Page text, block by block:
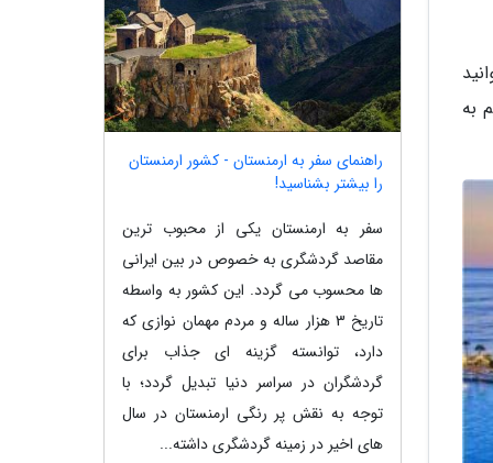
به
راهنمای سفر به ارمنستان - کشور ارمنستان
را بیشتر بشناسید!
سفر به ارمنستان یکی از محبوب ترین
مقاصد گردشگری به خصوص در بین ایرانی
ها محسوب می گردد. این کشور به واسطه
تاریخ 3 هزار ساله و مردم مهمان نوازی که
دارد، توانسته گزینه ای جذاب برای
گردشگران در سراسر دنیا تبدیل گردد؛ با
توجه به نقش پر رنگی ارمنستان در سال
های اخیر در زمینه گردشگری داشته...